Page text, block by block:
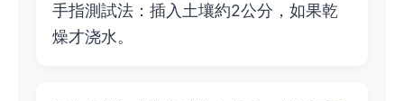
手指測試法：插入土壤約2公分，如果乾
燥才浇水。